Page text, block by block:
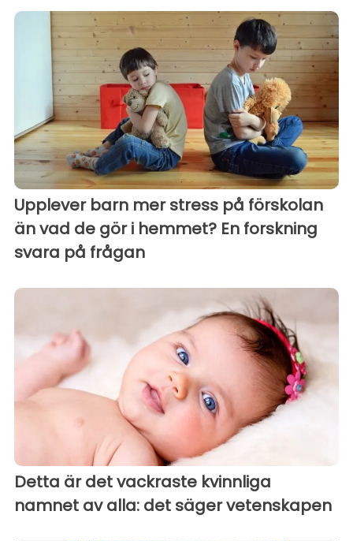
Upplever barn mer stress på förskolan
än vad de gör i hemmet? En forskning
svara på frågan
Detta är det vackraste kvinnliga
namnet av alla: det säger vetenskapen